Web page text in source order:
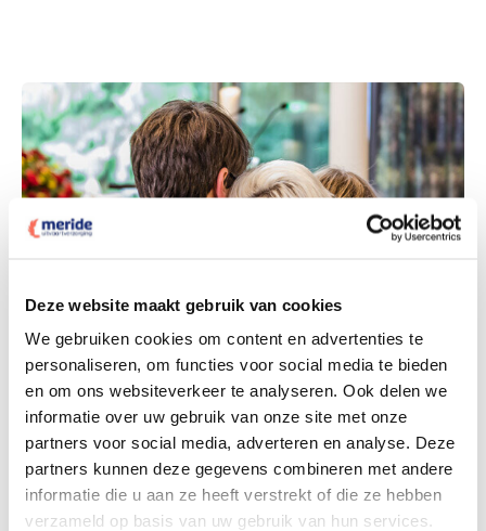
Deze website maakt gebruik van cookies
We gebruiken cookies om content en advertenties te
personaliseren, om functies voor social media te bieden
en om ons websiteverkeer te analyseren. Ook delen we
informatie over uw gebruik van onze site met onze
partners voor social media, adverteren en analyse. Deze
partners kunnen deze gegevens combineren met andere
informatie die u aan ze heeft verstrekt of die ze hebben
verzameld op basis van uw gebruik van hun services.
Dit kost een crematie
Bekijk tarieven voor crematie